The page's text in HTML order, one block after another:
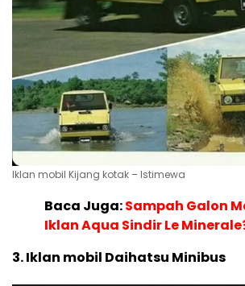
Iklan mobil Kijang kotak – Istimewa
Baca Juga:Sampah Galon
Iklan Aqua Sindir Le
3. Iklan mobil Daihatsu Minibus